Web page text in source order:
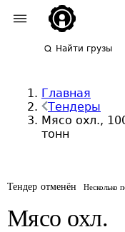
Найти грузы
Главная
Тендеры
Мясо охл.,
тонн
Тендер отменён Несколько
Мясо охл.